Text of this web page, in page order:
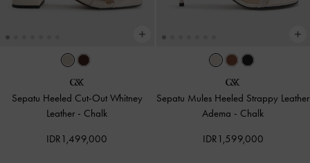
Sepatu Heeled Cut-Out Whitney
Leather - Chalk
IDR1,499,000
Sepatu Mules Heeled Strappy Leather
Adema - Chalk
IDR1,599,000